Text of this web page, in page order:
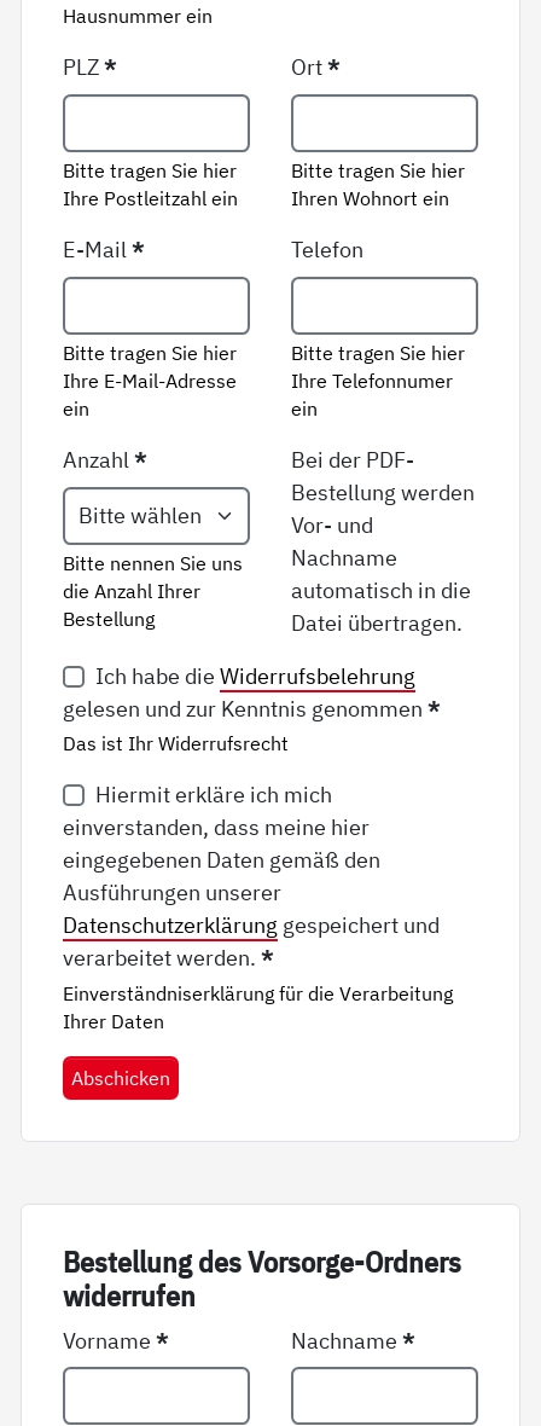
Hausnummer ein
PLZ*
Bitte tragen Sie hier
Ihre Postleitzahl ein
Ort*
Bitte tragen Sie hier
Ihren Wohnort ein
E-Mail*
Bitte tragen Sie hier
Ihre E-Mail-Adresse
ein
Telefon
Bitte tragen Sie hier
Ihre Telefonnumer
ein
Anzahl*
Bitte nennen Sie uns
die Anzahl Ihrer
Bestellung
Bei der PDF-
Bestellung werden
Vor- und
Nachname
automatisch in die
Datei übertragen.
Ich habe die Widerrufsbelehrung
gelesen und zur Kenntnis genommen*
Das ist Ihr Widerrufsrecht
Hiermit erkläre ich mich
einverstanden, dass meine hier
eingegebenen Daten gemäß den
Ausführungen unserer
Datenschutzerklärung gespeichert und
verarbeitet werden.*
Einverständniserklärung für die Verarbeitung
Ihrer Daten
Abschicken
Be­stel­lung des Vor­sor­ge-Ord­ners
wi­der­ru­fen
Vorname* Nachname*